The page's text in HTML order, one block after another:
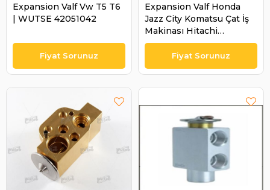
Expansion Valf Vw T5 T6
| WUTSE 42051042
Expansion Valf Honda
Jazz City Komatsu Çat İş
Makinası Hitachi
Caterpillar | WUTSE
42051050